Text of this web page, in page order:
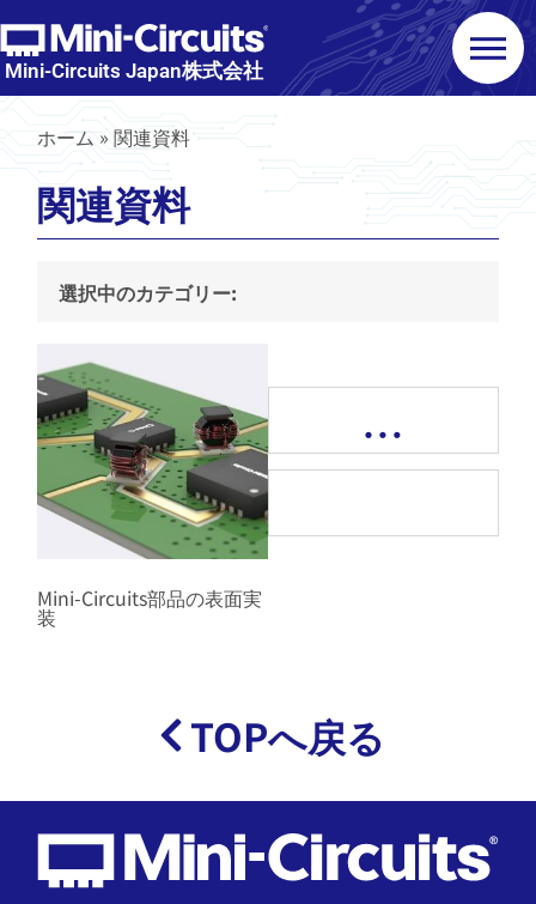
Mini-Circuits Japan株式会社
ホーム »関連資料
関連資料
選択中のカテゴリー:
Mini-Circuits部品の表面実
装
…
TOPへ戻る